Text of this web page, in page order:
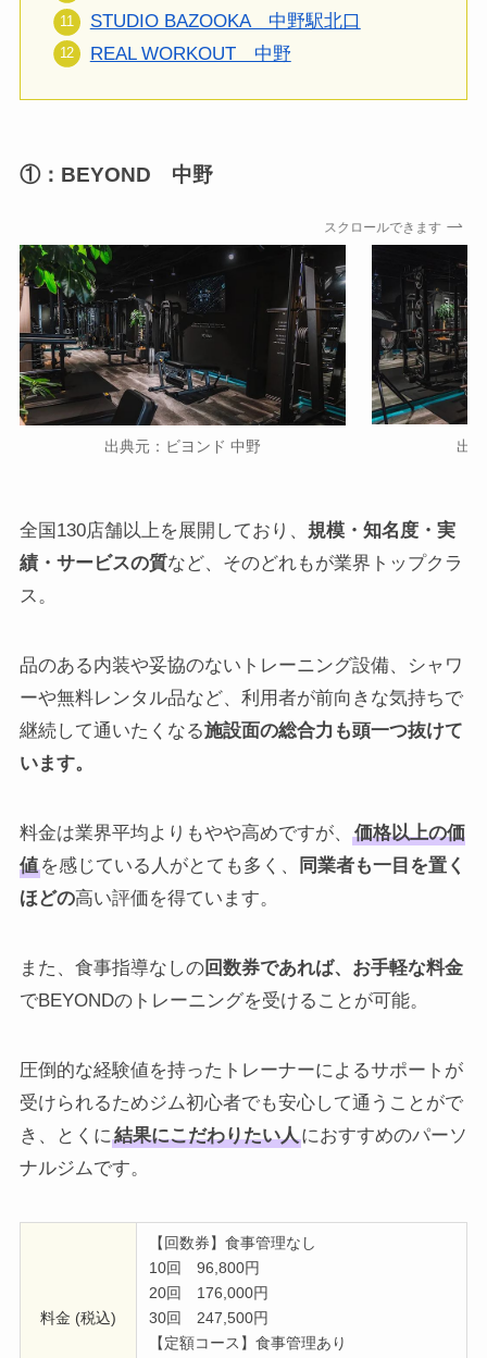
STUDIO BAZOOKA 中野駅北口
REAL WORKOUT 中野
①：BEYOND 中野
スクロールできます
出典元：ビヨンド 中野 出
全国130店舗以上を展開しており、 規模・知名度・実
績・サービスの質など、そのどれもが業界トップクラ
ス。
品のある内装や妥協のないトレーニング設備、シャワ
ーや無料レンタル品など、利用者が前向きな気持ちで
継続して通いたくなる施設面の総合力も頭一つ抜けて
います。
料金は業界平均よりもやや高めですが、
価格以上の価
値を感じている人がとても多く、
同業者も一目を置く
ほどの高い評価を得ています。
また、食事指導なしの回数券であれば、お手軽な料金
でBEYONDのトレーニングを受けることが可能。
圧倒的な経験値を持ったトレーナーによるサポートが
受けられるためジム初心者でも安心して通うことがで
き、とくに結果にこだわりたい人におすすめのパーソ
ナルジムです。
料金 (税込)
【回数券】食事管理なし
10回 96,800円
20回 176,000円
30回 247,500円
【定額コース】食事管理あり